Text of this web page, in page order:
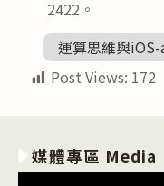
2422。
運算思維與
Post Views: 172
媒體專區 Media